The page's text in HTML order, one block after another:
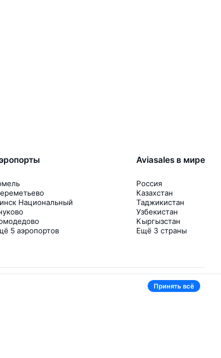
Национальный
5 аэропортов
Aviasales в мире
Россия
Казахстан
Таджикистан
Узбекистан
Кыргызстан
Ещё 3 страны
Принять всё